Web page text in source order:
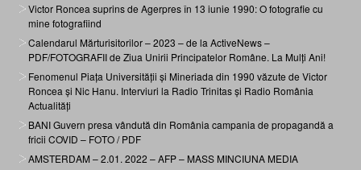
Victor Roncea suprins de Agerpres în 13 iunie 1990: O fotografie cu
mine fotografiind
Calendarul Mărturisitorilor – 2023 – de la ActiveNews –
PDF/FOTOGRAFII de Ziua Unirii Principatelor Române. La Mulți Ani!
Fenomenul Piața Universității și Mineriada din 1990 văzute de Victor
Roncea și Nic Hanu. Interviuri la Radio Trinitas și Radio România
Actualități
BANI Guvern presa vândută din România campania de propagandă a
fricii COVID – FOTO / PDF
AMSTERDAM – 2.01. 2022 – AFP – MASS MINCIUNA MEDIA